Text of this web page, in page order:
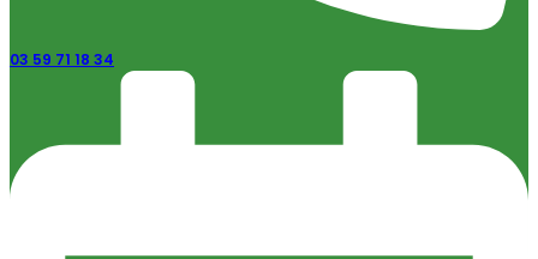
03 59 71 18 34